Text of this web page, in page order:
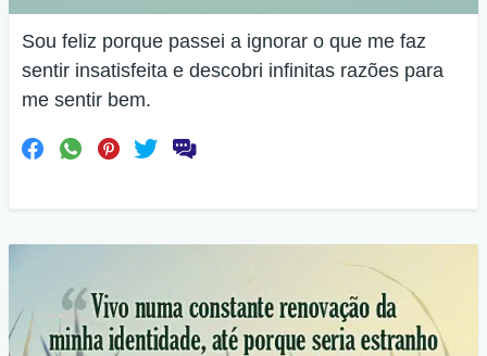
Sou feliz porque passei a ignorar o que me faz
sentir insatisfeita e descobri infinitas razões para
me sentir bem.